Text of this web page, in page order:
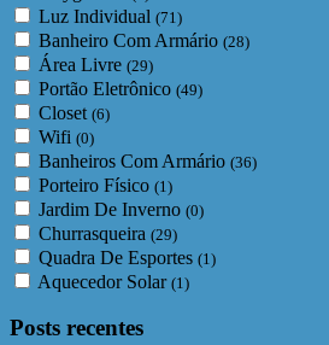
Luz Individual (71)
Banheiro Com Armário (28)
Área Livre (29)
Portão Eletrônico (49)
Closet (6)
Wifi (0)
Banheiros Com Armário (36)
Porteiro Físico (1)
Jardim De Inverno (0)
Churrasqueira (29)
Quadra De Esportes (1)
Aquecedor Solar (1)
Posts recentes